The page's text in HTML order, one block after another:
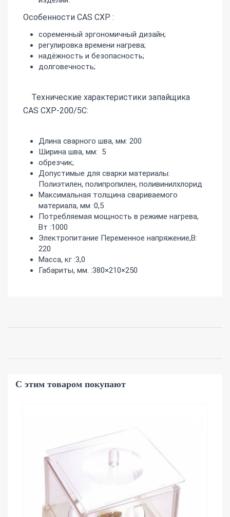
Особенности CAS CXP :
соременный эргономичный дизайн;
регулировка времени нагрева;
надёжность и безопасность;
долговечность;
Технические характеристики запайщика
CAS CXP-200/5С:
Длина сварного шва, мм: 200
Ширина шва, мм: 5
обрезчик;
Допустимые для сварки материалы:
Полиэтилен, полипропилен, поливинилхлорид
Максимальная толщина свариваемого
материала, мм :0,5
Потребляемая мощность в режиме нагрева,
Вт :1000
Электропитание Переменное напряжение,В:
220
Масса, кг :3,0
Габариты, мм. :380×210×250
С этим товаром покупают